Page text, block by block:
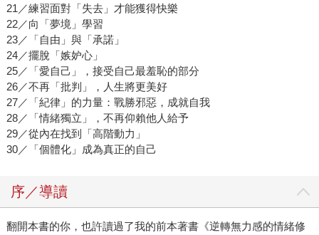
21／練習面對「失去」才能獲得快樂
22／向「夢境」學習
23／「自由」與「承諾」
24／擺脫「嫉妒心」
25／「愛自己」，接受自己最羞恥的部分
26／不再「批判」，人生將更美好
27／「紀律」的力量：戰勝邪惡，成就自我
28／「情緒獨立」，不再仰賴他人給予
29／從內在找到「高階動力」
30／「個體化」成為真正的自己
序／導讀
翻開本書的你，也許讀過了我的前本著書《逆轉無力感的情緒修